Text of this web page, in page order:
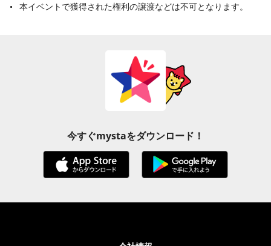
本イベントで獲得された権利の譲渡などは不可となります。
今すぐmystaをダウンロード！